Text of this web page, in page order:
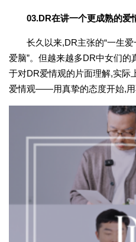
03.DR在讲一个更成熟的爱
长久以来,DR主张的“一生
爱脑”。但越来越多DR中女们
于对DR爱情观的片面理解,实际
爱情观——用真挚的态度开始,用